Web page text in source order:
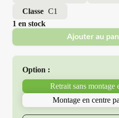
Classe C1
1 en stock
Ajouter au
Option :
Retrait sans montage
Montage en centre